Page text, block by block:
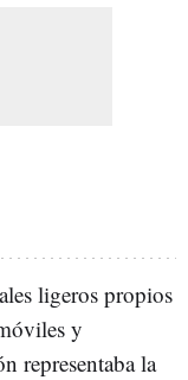
ligeros propios
y
representaba la